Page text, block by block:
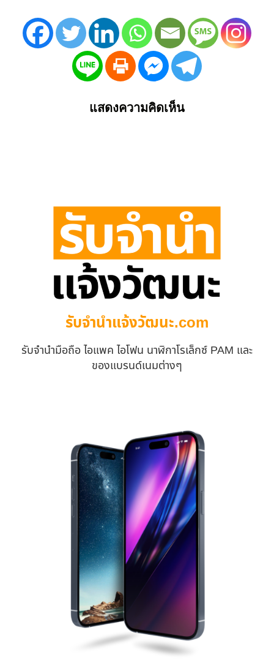
แสดงความคิดเห็น
รับจํานําแจ้งวัฒนะ.com
รับจำนำมือถือ ไอแพค ไอโฟน นาฬิกาโรเล็กซ์ PAM และ
ของแบรนด์เนมต่างๆ